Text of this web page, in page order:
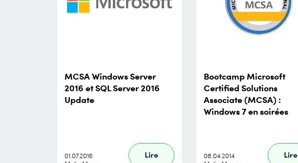
MCSA Windows Server
2016 et SQL Server 2016
Update
01.07.2016
Lire
Bootcamp Microsoft
Certified Solutions
Associate (MCSA) :
Windows 7 en soirées
08.04.2014
Lire